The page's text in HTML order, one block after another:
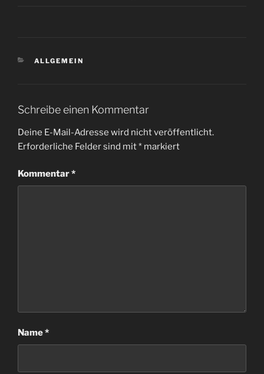
KATEGORIEN
ALLGEMEIN
Schreibe einen Kommentar
Deine E-Mail-Adresse wird nicht veröffentlicht.
Erforderliche Felder sind mit* markiert
Kommentar*
Name*